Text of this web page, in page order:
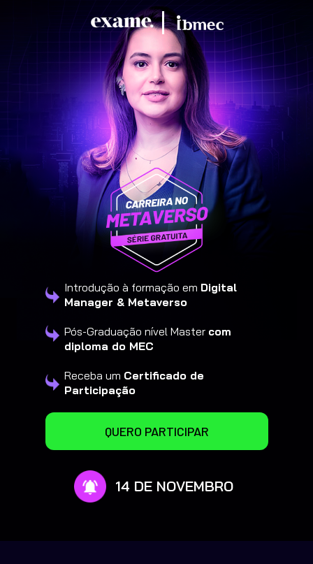
Introdução à formação em Digital
Manager & Metaverso
Pós-Graduação nível Master com
diploma do MEC
Receba um Certificado de
Participação
QUERO PARTICIPAR
14 DE NOVEMBRO